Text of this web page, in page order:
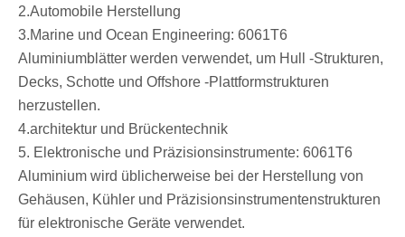
‌2.Automobile Herstellung
‌3.Marine und Ocean Engineering: 6061T6
Aluminiumblätter werden verwendet, um Hull -Strukturen,
Decks, Schotte und Offshore -Plattformstrukturen
herzustellen.
‌4.architektur und Brückentechnik
5. Elektronische und Präzisionsinstrumente: 6061T6
Aluminium wird üblicherweise bei der Herstellung von
Gehäusen, Kühler und Präzisionsinstrumentenstrukturen
für elektronische Geräte verwendet.